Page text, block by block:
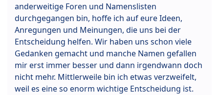
anderweitige Foren und Namenslisten
durchgegangen bin, hoffe ich auf eure Ideen,
Anregungen und Meinungen, die uns bei der
Entscheidung helfen. Wir haben uns schon viele
Gedanken gemacht und manche Namen gefallen
mir erst immer besser und dann irgendwann doch
nicht mehr. Mittlerweile bin ich etwas verzweifelt,
weil es eine so enorm wichtige Entscheidung ist.